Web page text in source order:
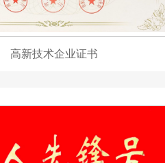
高新技术企业证书